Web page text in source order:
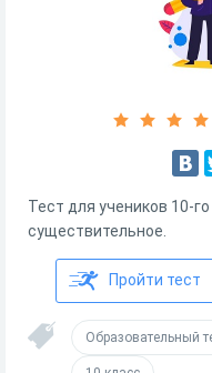
Тест для учеников 10-
существительное.
Пройти тест
Образовательный